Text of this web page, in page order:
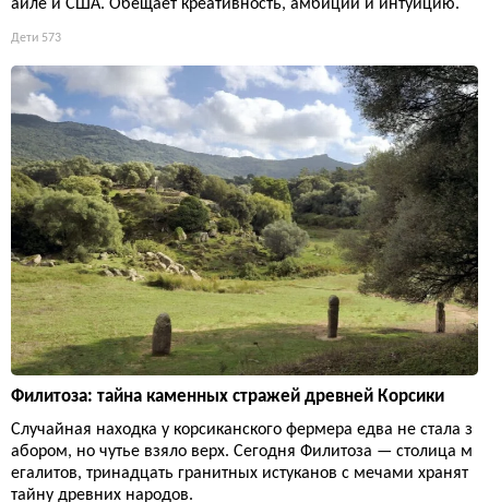
аиле и США. Обещает креативность, амбиции и интуицию.
Дети 573
Филитоза: тайна каменных стражей древней Корсики
Случайная находка у корсиканского фермера едва не стала з
абором, но чутье взяло верх. Сегодня Филитоза — столица м
егалитов, тринадцать гранитных истуканов с мечами хранят
тайну древних народов.